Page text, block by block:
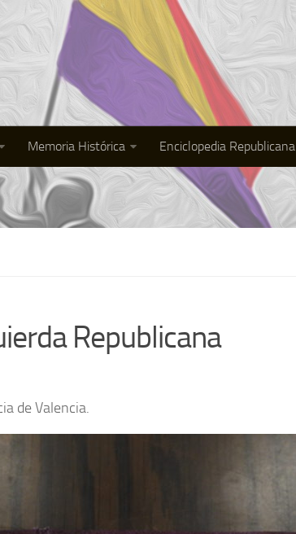
Memoria Histórica Enciclopedia Republicana
Republicana
de Valencia.